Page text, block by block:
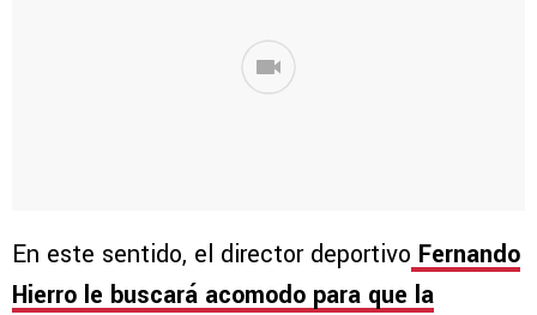
En este sentido, el director deportivo Fernando
Hierro le buscará acomodo para que la